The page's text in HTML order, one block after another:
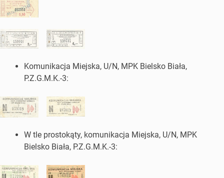
Komunikacja Miejska, U/N, MPK Bielsko Biała,
P.Z.G.M.K.-3:
W tle prostokąty, komunikacja Miejska, U/N, MPK
Bielsko Biała, P.Z.G.M.K.-3: